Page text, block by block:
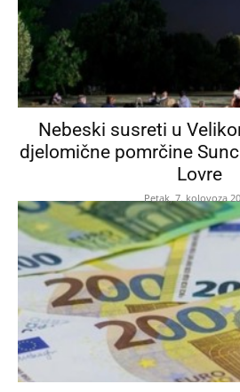
Nebeski susreti u
djelomične pomrčine
Lovre
Petak, 7. kolovoza